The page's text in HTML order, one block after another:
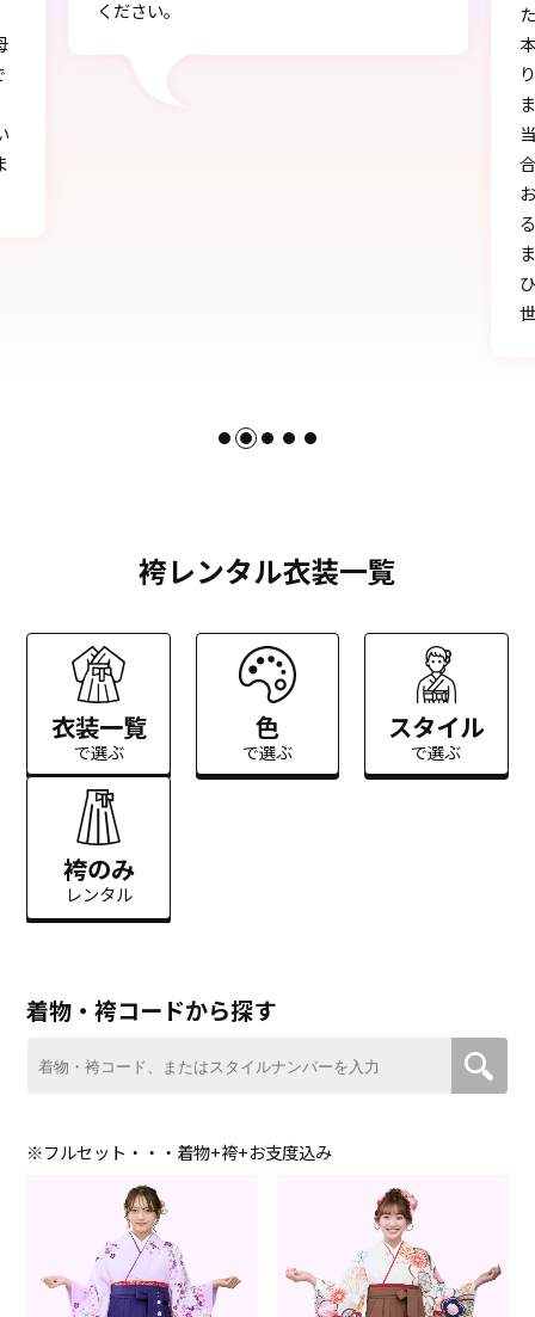
た。
袴レンタル衣装一覧
衣装一覧
で選ぶ
色
で選ぶ
スタイル
で選ぶ
袴のみ
レンタル
着物・袴コードから探す
※フルセット・・・着物+袴+お支度込み